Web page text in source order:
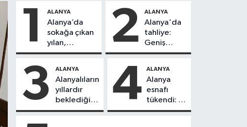
1 ALANYA
Alanya’da
sokağa çıkan
yılan,
vatandaşı
2 ALANYA
Alanya'da
tahliye:
Geniş
güvenlik
alındı
3 ALANYA
Alanyalıların
yıllardır
beklediği
yol askıdan
4 ALANYA
Alanya
esnafı
tükendi: 1
ayda 150